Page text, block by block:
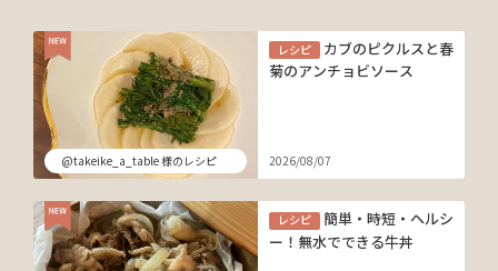
@takeike_a_table 様のレシピ
レシピ
カブのピクルスと春
菊のアンチョビソース
2026/08/07
レシピ
簡単・時短・ヘルシ
ー！無水でできる牛丼